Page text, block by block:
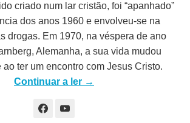
criado num lar cristão, foi “apanhado”
dos anos 1960 e envolveu-se na
drogas. Em 1970, na véspera de ano
Alemanha, a sua vida mudou
ao ter um encontro com Jesus Cristo.
Continuar a ler →